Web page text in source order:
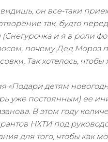
видишь, он все-таки
так, будто
и я в роли
почему Дед Мороз
Так хотелось,
«Подари детям
уже постоянным) ее
В этом году
НХТИ под
для того, чтобы как